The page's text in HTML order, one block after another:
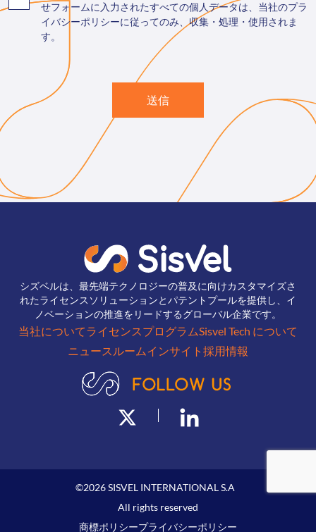
せフォームに入力されたすべての個人データは、当社のプラ
イバシーポリシーに従ってのみ、収集・処理・使用されま
す。
送信
シズベルは、最先端テクノロジーの普及に向けカスタマイズさ
れたライセンスソリューションとパテントプールを提供し、イ
ノベーションの推進をリードするグローバル企業です。
当社についてライセンスプログラムSisvel Tech について
ニュースルームインサイト 採用情報
©2026SISVEL INTERNATIONAL S.A
All rights reserved
商標ポリシープライバシーポリシー